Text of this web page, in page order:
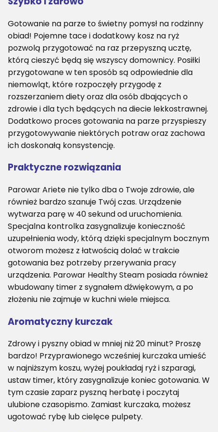
Gotowanie na parze to świetny pomysł na rodzinny
obiad! Pojemne tace i dodatkowy kosz na ryż
pozwolą przygotować na raz przepyszną ucztę,
którą cieszyć będą się wszyscy domownicy. Posiłki
przygotowane w ten sposób są odpowiednie dla
niemowląt, które rozpoczęły przygodę z
rozszerzaniem diety oraz dla osób dbających o
zdrowie i dla tych będących na diecie lekkostrawnej.
Dodatkowo proces gotowania na parze przyspieszy
przygotowywanie niektórych potraw oraz zachowa
ich doskonałą konsystencję.
Praktyczne rozwiązania
Parowar Ariete nie tylko dba o Twoje zdrowie, ale
również bardzo szanuje Twój czas. Urządzenie
wytwarza parę w 40 sekund od uruchomienia.
Specjalna kontrolka zasygnalizuje konieczność
uzupełnienia wody, którą dzięki specjalnym bocznym
otworom możesz z łatwością dolać w trakcie
gotowania bez potrzeby przerywania pracy
urządzenia. Parowar Healthy Steam posiada również
wbudowany timer z sygnałem dźwiękowym, a po
złożeniu nie zajmuje w kuchni wiele miejsca.
Aromatyczny kurczak
Zdrowy i pyszny obiad w mniej niż 20 minut? Proszę
bardzo! Przyprawionego wcześniej kurczaka umieść
w najniższym koszu, wyżej poukładaj ryż i szparagi,
ustaw timer, który zasygnalizuje koniec gotowania. W
tym czasie zaparz pyszną herbatę i poczytaj
ulubione czasopismo. Zamiast kurczaka, możesz
ugotować rybę lub cielęce pulpety.